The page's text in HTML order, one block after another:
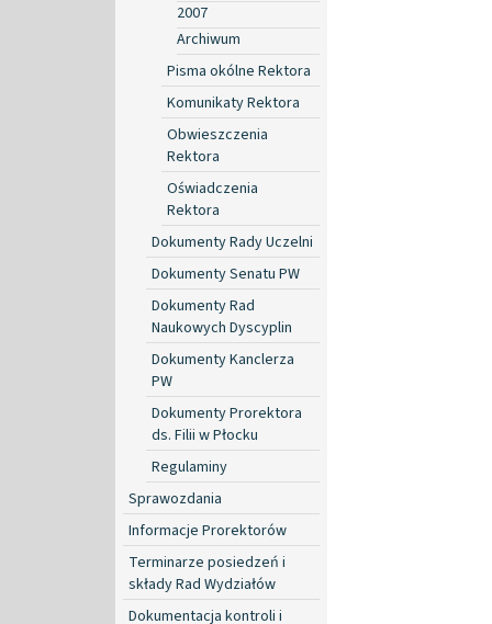
2007
Archiwum
Pisma okólne Rektora
Komunikaty Rektora
Obwieszczenia
Rektora
Oświadczenia
Rektora
Dokumenty Rady Uczelni
Dokumenty Senatu PW
Dokumenty Rad
Naukowych Dyscyplin
Dokumenty Kanclerza
PW
Dokumenty Prorektora
ds. Filii w Płocku
Regulaminy
Sprawozdania
Informacje Prorektorów
Terminarze posiedzeń i
składy Rad Wydziałów
Dokumentacja kontroli i